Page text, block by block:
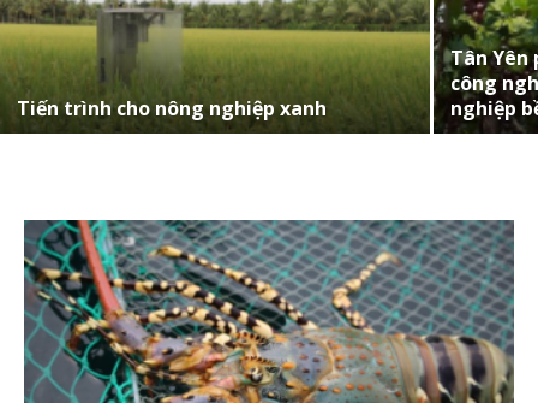
Tiến trình cho nông nghiệp xanh
Tân Yên
công
nghiệp